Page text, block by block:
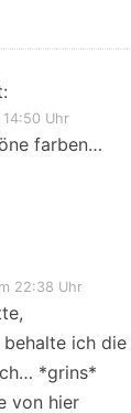
Uhr
farben…
22:38 Uhr
behalte ich die
*grins*
von hier